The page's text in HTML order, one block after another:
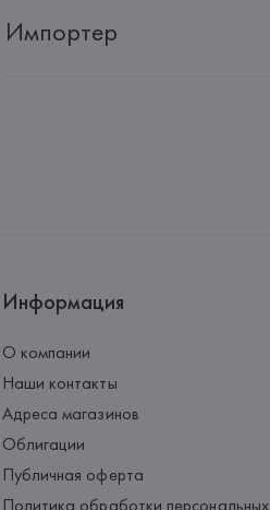
Импортер
Информация
О компании
Наши контакты
Адреса магазинов
Облигации
Публичная оферта
Политика обработки персональных